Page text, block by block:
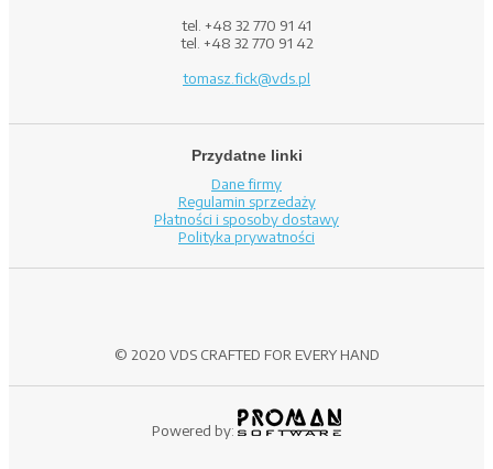
tel. +48 32 770 91 41
tel. +48 32 770 91 42
tomasz.fick@vds.pl
Przydatne linki
Dane firmy
Regulamin sprzedaży
Płatności i sposoby dostawy
Polityka prywatności
© 2020 VDS CRAFTED FOR EVERY HAND
Powered by: